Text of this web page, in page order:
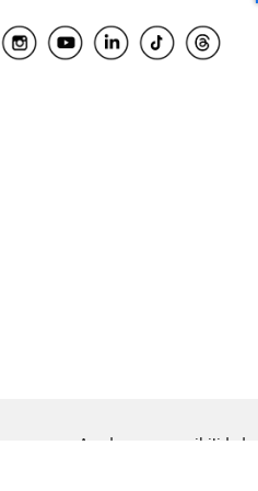
Ayuda para accesibilidad